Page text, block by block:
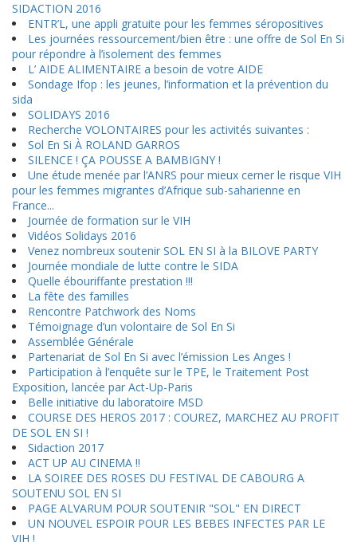
SIDACTION 2016
ENTR’L, une appli gratuite pour les femmes séropositives
Les journées ressourcement/bien être : une offre de Sol En Si
pour répondre à l’isolement des femmes
L’ AIDE ALIMENTAIRE a besoin de votre AIDE
Sondage Ifop : les jeunes, l’information et la prévention du
sida
SOLIDAYS 2016
Recherche VOLONTAIRES pour les activités suivantes :
Sol En Si À ROLAND GARROS
SILENCE ! ÇA POUSSE A BAMBIGNY !
Une étude menée par l’ANRS pour mieux cerner le risque VIH
pour les femmes migrantes d’Afrique sub-saharienne en
France...
Journée de formation sur le VIH
Vidéos Solidays 2016
Venez nombreux soutenir SOL EN SI à la BILOVE PARTY
Journée mondiale de lutte contre le SIDA
Quelle ébouriffante prestation !!!
La fête des familles
Rencontre Patchwork des Noms
Témoignage d’un volontaire de Sol En Si
Assemblée Générale
Partenariat de Sol En Si avec l’émission Les Anges !
Participation à l’enquête sur le TPE, le Traitement Post
Exposition, lancée par Act-Up-Paris
Belle initiative du laboratoire MSD
COURSE DES HEROS 2017 : COUREZ, MARCHEZ AU PROFIT
DE SOL EN SI !
Sidaction 2017
ACT UP AU CINEMA !!
LA SOIREE DES ROSES DU FESTIVAL DE CABOURG A
SOUTENU SOL EN SI
PAGE ALVARUM POUR SOUTENIR "SOL" EN DIRECT
UN NOUVEL ESPOIR POUR LES BEBES INFECTES PAR LE
VIH !